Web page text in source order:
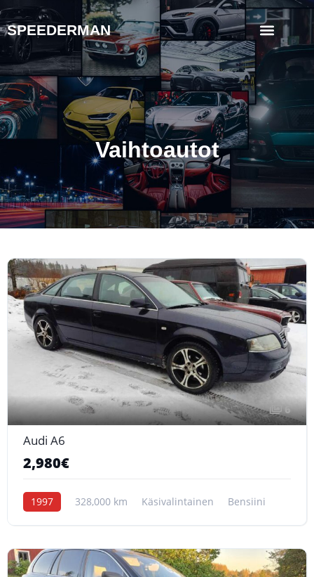
SPEEDERMAN
Vaihtoautot
6
Audi A6
2,980€
1997 328,000 km Käsivalintainen Bensiini